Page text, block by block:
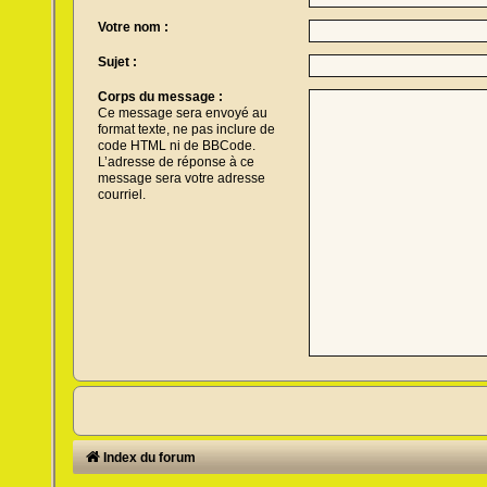
Votre nom :
Sujet :
Corps du message :
Ce message sera envoyé au
format texte, ne pas inclure de
code HTML ni de BBCode.
L’adresse de réponse à ce
message sera votre adresse
courriel.
Index du forum